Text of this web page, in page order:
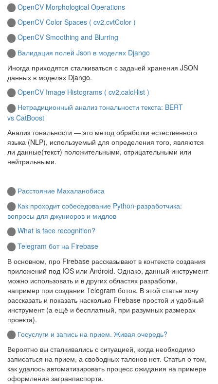
OpenCV Morphological Operations
OpenCV Color Spaces ( cv2.cvtColor )
OpenCV Smoothing and Blurring
Валидация полей Json в моделях Django
Иногда приходятся сталкиваться с задачей хранения JSON
данных в моделях Django.
OpenCV Image Histograms ( cv2.calcHist )
Нетрадиционный анализ тональности текста: BERT
vs CatBoost
Анализ тональности — это метод обработки естественного
языка (NLP), используемый для определения того, являются
ли данные(текст) положительными, отрицательными или
нейтральными.
Расстояние Махаланобиса
Как проходит собеседование Python-разработчика:
вопросы для джуниоров и мидлов
What is face recognition?
Telegram бот на Firebase
В основном, про Firebase рассказывают в контексте создания
приложений под IOS или Android. Однако, данный инструмент
можно использовать и в других областях разработки,
например при создании Telegram ботов. В этой статье хочу
рассказать и показать насколько Firebase простой и удобный
инструмент (а ещё и бесплатный, при разумных размерах
проекта).
Госуслуги и запись на прием. Живая очередь?
Вероятно вы сталкивались с ситуацией, когда необходимо
записаться на прием, а свободных талонов нет. Статья о том,
как удалось автоматизировать процесс ожидания на примере
оформления загранпаспорта.